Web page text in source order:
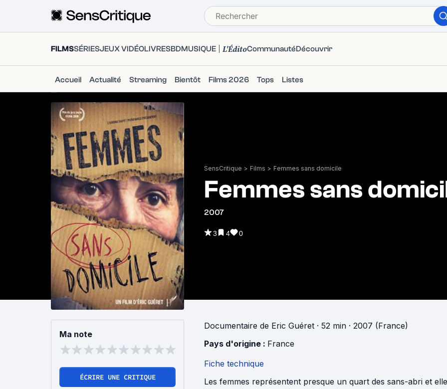
FILMSSÉRIESJEUX VIDÉOLIVRESBDMUSIQUE L'ÉditoCommunautéDécouvrir
Accueil Actualité Streaming Bientôt Films 2026 Tops Listes
SensCritique > Films > Femmes sans domicile
Femmes sans
2007
3 4 0
Ma note
ÉCRIRE UNE CRITIQUE
Documentaire de Eric Guéret · 52 min · 2007 (France)
Pays d'origine : France
Fiche technique
Les femmes représentent presque un quart des sans-abri et